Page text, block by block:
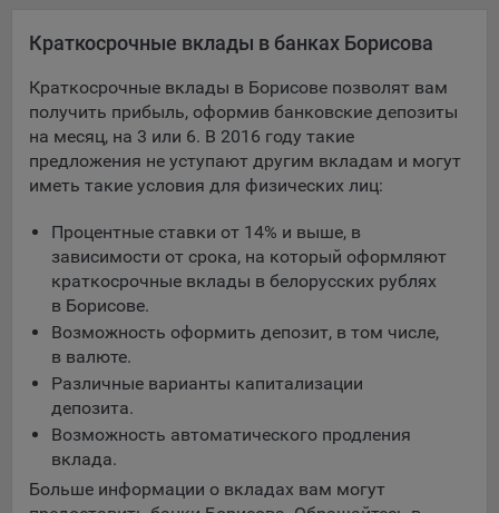
сервис показа контекстной рекламы. Адрес: Yandex
Google Ads - сервис показа контекстной рекламы,
предоставляемый компанией Google Ireland Ltd, Gordon
House Barrow Street Dublin 4, D04E5W5 Ireland.
Сохранить по умолчанию
Краткосрочные вклады в банках Борисова
Краткосрочные вклады в Борисове позволят вам
получить прибыль, оформив банковские депозиты
на месяц, на 3 или 6. В 2016 году такие
предложения не уступают другим вкладам и могут
иметь такие условия для физических лиц:
Процентные ставки от 14% и выше, в
зависимости от срока, на который оформляют
краткосрочные вклады в белорусских рублях
в Борисове.
Возможность оформить депозит, в том числе,
в валюте.
Различные варианты капитализации
депозита.
Возможность автоматического продления
вклада.
Больше информации о вкладах вам могут